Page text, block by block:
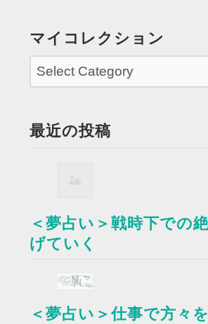
マイコレクション
最近の投稿
＜夢占い＞戦時下での
げていく
＜夢占い＞仕事で方々